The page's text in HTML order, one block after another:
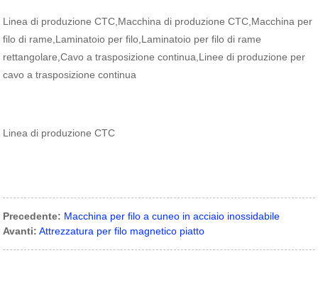
Linea di produzione CTC,Macchina di produzione CTC,Macchina per
filo di rame,Laminatoio per filo,Laminatoio per filo di rame
rettangolare,Cavo a trasposizione continua,Linee di produzione per
cavo a trasposizione continua
Linea di produzione CTC
Precedente: Macchina per filo a cuneo in acciaio inossidabile
Avanti: Attrezzatura per filo magnetico piatto